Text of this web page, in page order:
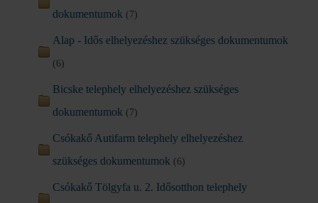
dokumentumok (7)
Alap - Idős elhelyezéshez szükséges dokumentumok
(6)
Bicske telephely elhelyezéshez szükséges
dokumentumok (7)
Csókakő Autifarm telephely elhelyezéshez
szükséges dokumentumok (6)
Csókakő Tölgyfa u. 2. Idősotthon telephely